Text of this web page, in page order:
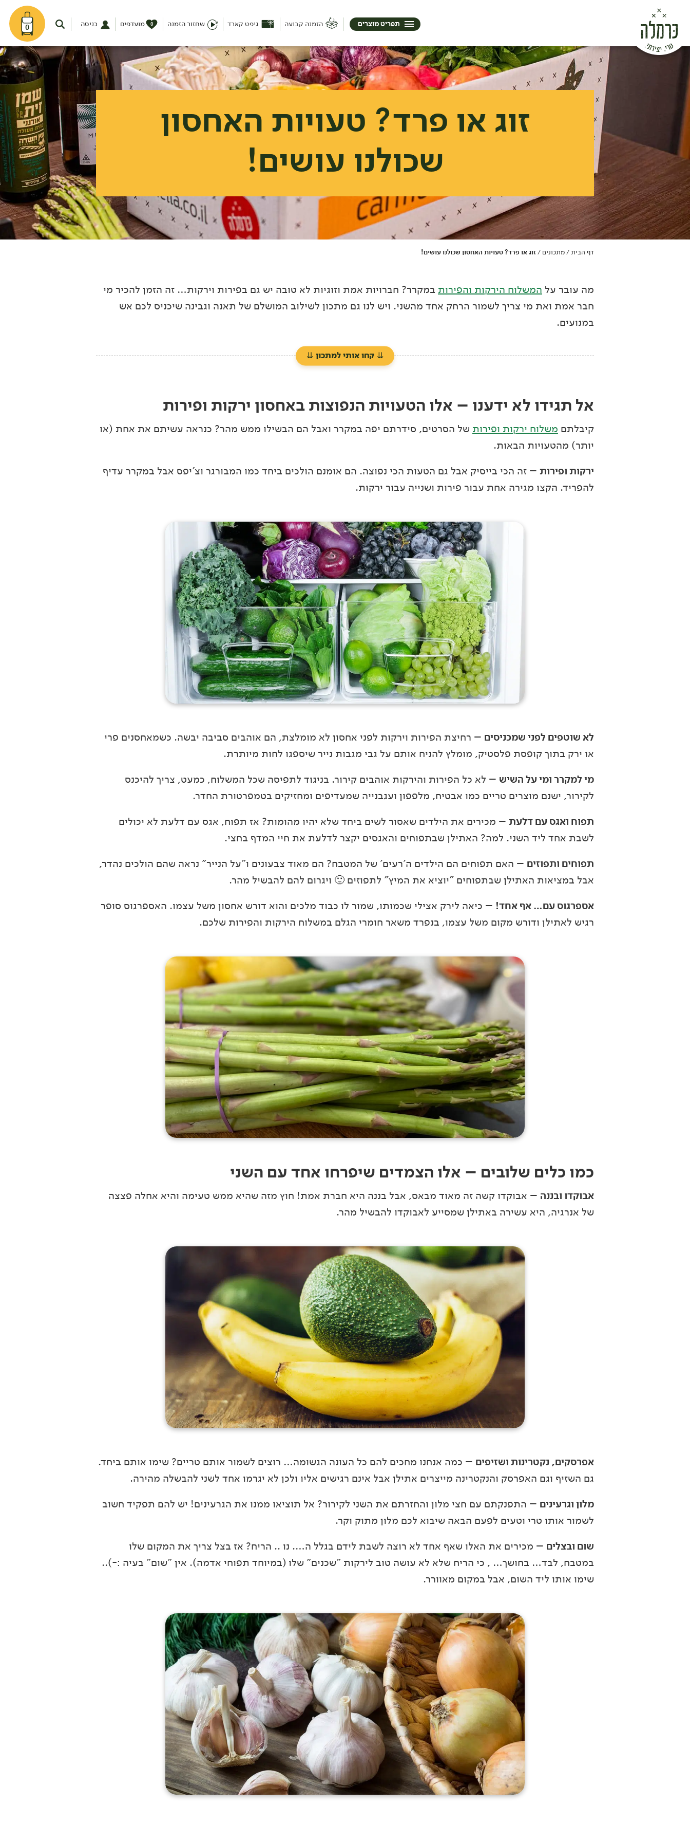
0 הזמנה קבועה גיפט קארד שחזור הזמנה מועדפים 0 כניסה תפריט מוצרים
זוג או פרד? טעויות האחסון
שכולנו עושים!
דף הבית/מתכונים /זוג או פרד? טעויות האחסון שכולנו עושים!
מה עובר על המשלוח הירקות והפירות במקרר? חברויות אמת וזוגיות לא טובה יש גם בפירות וירקות… זה הזמן להכיר מי
חבר אמת ואת מי צריך לשמור הרחק אחד מהשני. ויש לנו גם מתכון לשילוב המושלם של תאנה וגבינה שיכניס לכם אש
במנועים.
⇊ קחו אותי למתכון ⇊
אל תגידו לא ידענו – אלו הטעויות הנפוצות באחסון ירקות ופירות
קיבלתם משלוח ירקות ופירות של הסרטים, סידרתם יפה במקרר ואבל הם הבשילו ממש מהר? כנראה עשיתם את אחת (או
יותר) מהטעויות הבאות.
ירקות ופירות – זה הכי בייסיק אבל גם הטעות הכי נפוצה. הם אומנם הולכים ביחד כמו המבורגר וצ'יפס אבל במקרר עדיף
להפריד. הקצו מגירה אחת עבור פירות ושנייה עבור ירקות.
לא שוטפים לפני שמכניסים – רחיצת הפירות וירקות לפני אחסון לא מומלצת, הם אוהבים סביבה יבשה. כשמאחסנים פרי
או ירק בתוך קופסת פלסטיק, מומלץ להניח אותם על גבי מגבות נייר שיספגו לחות מיותרת.
מי למקרר ומי על השיש – לא כל הפירות והירקות אוהבים קירור. בניגוד לתפיסה שכל המשלוח, כמעט, צריך להיכנס
לקירור, ישנם מוצרים טריים כמו אבטיח, מלפפון ועגבנייה שמעדיפים ומחזיקים בטמפרטורת החדר.
תפוח ואגס עם דלעת – מכירים את הילדים שאסור לשים ביחד שלא יהיו מהומות? אז תפוח, אגס עם דלעת לא יכולים
לשבת אחד ליד השני. למה? האתילן שבתפוחים והאגסים יקצר לדלעת את חיי המדף בחצי.
תפוחים ותפוזים – האם תפוחים הם הילדים ה'רעים' של המטבח? הם מאוד צבעונים ו"על הנייר" נראה שהם הולכים נהדר,
אבל במציאות האתילן שבתפוחים "יוציא את המיץ" לתפוזים 🙂 ויגרום להם להבשיל מהר.
אספרגוס עם… אף אחד! – כיאה לירק אצילי שכמותו, שמור לו כבוד מלכים והוא דורש אחסון משל עצמו. האספרגוס סופר
רגיש לאתילן ודורש מקום משל עצמו, בנפרד משאר חומרי הגלם במשלוח הירקות והפירות שלכם.
כמו כלים שלובים – אלו הצמדים שיפרחו אחד עם השני
אבוקדו ובננה – אבוקדו קשה זה מאוד מבאס, אבל בננה היא חברת אמת! חוץ מזה שהיא ממש טעימה והיא אחלה פצצה
של אנרגיה, היא עשירה באתילן שמסייע לאבוקדו להבשיל מהר.
אפרסקים, נקטרינות ושזיפים – כמה אנחנו מחכים להם כל העונה הגשומה… רוצים לשמור אותם טריים? שימו אותם ביחד.
גם השזיף וגם האפרסק והנקטרינה מייצרים אתילן אבל אינם רגישים אליו ולכן לא יגרמו אחד לשני להבשלה מהירה.
מלון וגרעינים – התפנקתם עם חצי מלון והחזרתם את השני לקירור? אל תוציאו ממנו את הגרעינים! יש להם תפקיד חשוב
לשמור אותו טרי וטעים לפעם הבאה שיבוא לכם מלון מתוק וקר.
שום ובצלים – מכירים את האלו שאף אחד לא רוצה לשבת לידם בגלל ה…. נו .. הריח? אז בצל צריך את המקום שלו
במטבח, לבד… בחושך… , כי הריח שלא לא עושה טוב לירקות "שכנים" שלו (במיוחד תפוחי אדמה). אין "שום" בעיה :-)..
שימו אותו ליד השום, אבל במקום מאוורר.